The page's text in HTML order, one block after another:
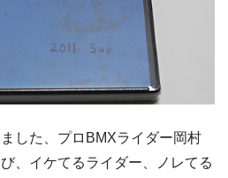
した、プロBMXライダー岡村
、イケてるライダー、ノレてる